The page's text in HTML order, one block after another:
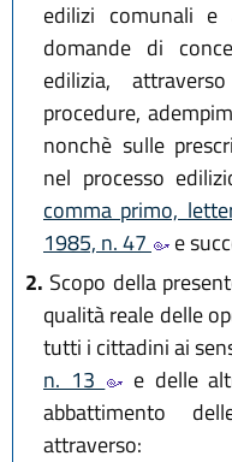
edilizi comunali e
domande di
edilizia,
procedure,
nonchè sulle
nel processo
comma primo,
1985, n. 47
e
2. Scopo della
qualità reale delle
tutti i cittadini ai
n. 13
e delle
abbattimento
attraverso: